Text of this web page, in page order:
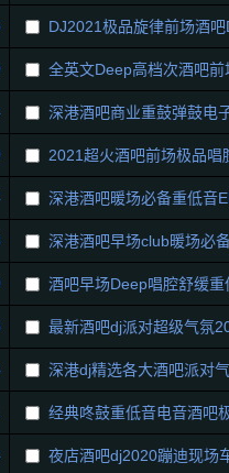
DJ2021极品旋律前场酒
全英文Deep高档次酒吧
深港酒吧商业重鼓弹鼓电
2021超火酒吧前场极品唱
深港酒吧暖场必备重低音
深港酒吧早场club暖场必
酒吧早场Deep唱腔舒缓
最新酒吧dj派对超级气氛
深港dj精选各大酒吧派对
经典咚鼓重低音电音酒吧
夜店酒吧dj2020蹦迪现场